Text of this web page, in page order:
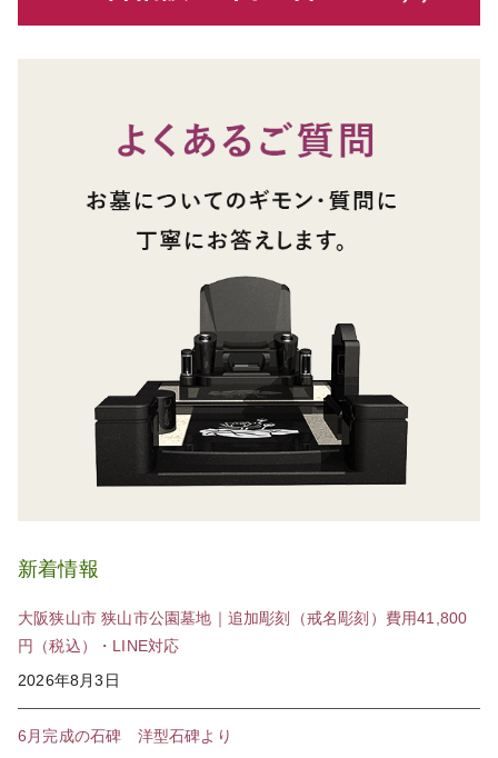
新着情報
大阪狭山市 狭山市公園墓地｜追加彫刻（戒名彫刻）費用41,800
円（税込）・LINE対応
2026年8月3日
6月完成の石碑 洋型石碑より